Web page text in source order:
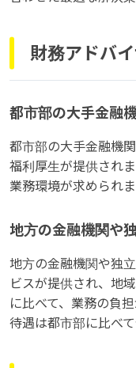
財務アドバ
都市部の大手金融
都市部の大手金融機
福利厚生が提供され
業務環境が求められま
地方の金融機関や
地方の金融機関や独
ビスが提供され、地
に比べて、業務の負
待遇は都市部に比べ